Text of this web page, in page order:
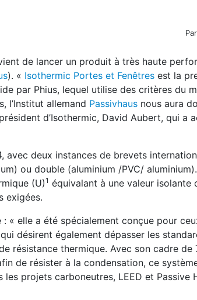
Passive
de lancer un produit à très haute
). « Isothermic Portes et Fenêtres est la
par Phius, lequel utilise des critères du
l’Institut allemand Passivhaus nous aura
d’Isothermic, David Aubert, qui a
avec deux instances de brevets
ou double (aluminium /PVC/
(U)1 équivalant à une valeur isolante
exigées.
: « elle a été spécialement conçue pour
désirent également dépasser les
résistance thermique. Avec son cadre de
de résister à la condensation, ce
projets carboneutres, LEED et Passive